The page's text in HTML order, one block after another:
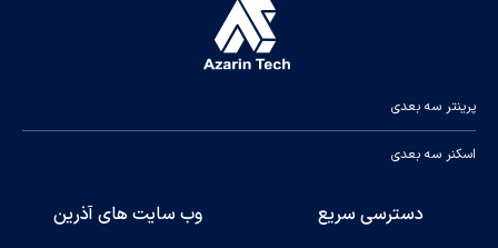
پرینتر سه بعدی
اسکنر سه بعدی
دسترسی سریع وب سایت های آذرین